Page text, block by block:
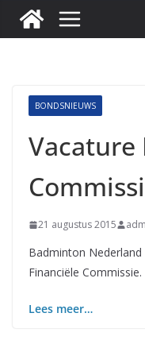
BONDSNIEUWS
Vacature
21 augustus 2015
Badminton
Financiële Commissie.
Lees meer…